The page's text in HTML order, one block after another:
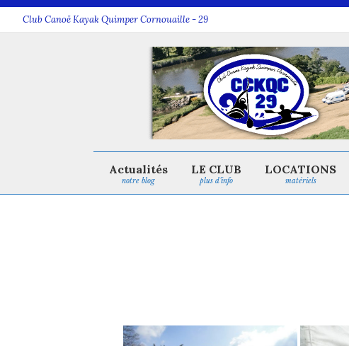
Club Canoë Kayak Quimper Cornouaille - 29
notre blog
Actualités
plus d’info
LE CLUB
matériels
LOCATIONS